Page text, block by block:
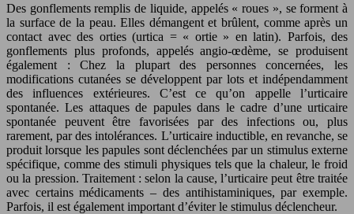
Des gonflements remplis de liquide, appelés « roues », se forment à
la surface de la peau. Elles démangent et brûlent, comme après un
contact avec des orties (urtica = « ortie » en latin). Parfois, des
gonflements plus profonds, appelés angio-œdème, se produisent
également : Chez la plupart des personnes concernées, les
modifications cutanées se développent par lots et indépendamment
des influences extérieures. C’est ce qu’on appelle l’urticaire
spontanée. Les attaques de papules dans le cadre d’une urticaire
spontanée peuvent être favorisées par des infections ou, plus
rarement, par des intolérances. L’urticaire inductible, en revanche, se
produit lorsque les papules sont déclenchées par un stimulus externe
spécifique, comme des stimuli physiques tels que la chaleur, le froid
ou la pression. Traitement : selon la cause, l’urticaire peut être traitée
avec certains médicaments – des antihistaminiques, par exemple.
Parfois, il est également important d’éviter le stimulus déclencheur.